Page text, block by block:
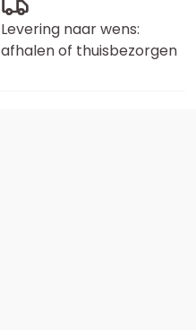
Levering naar wens:
afhalen of thuisbezorgen